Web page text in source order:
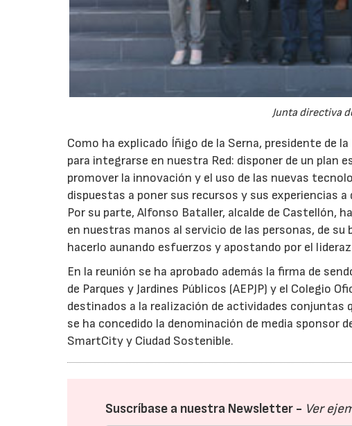
Junta directiva
Como ha explicado Íñigo de la Serna, presidente de
para integrarse en nuestra Red: disponer de un
promover la innovación y el uso de las nuevas
dispuestas a poner sus recursos y sus experiencias
Por su parte, Alfonso Bataller, alcalde de Castellón,
en nuestras manos al servicio de las personas, de
hacerlo aunando esfuerzos y apostando por el
En la reunión se ha aprobado además la firma de
de Parques y Jardines Públicos (AEPJP) y el Colegio
destinados a la realización de actividades
se ha concedido la denominación de media sponsor
SmartCity y Ciudad Sostenible.
Suscríbase a nuestra Newsletter - Ver